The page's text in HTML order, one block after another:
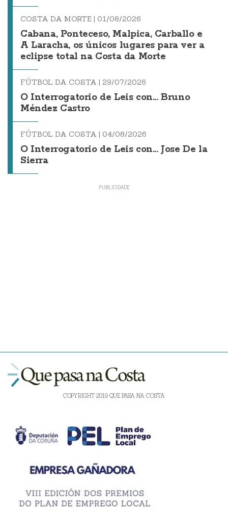
COSTA DA MORTE | 01/08/2026
Cabana, Ponteceso, Malpica, Carballo e
A Laracha, os únicos lugares para ver a
eclipse total na Costa da Morte
FÚTBOL DA COSTA | 29/07/2026
O Interrogatorio de Leis con... Bruno
Méndez Castro
FÚTBOL DA COSTA | 04/08/2026
O Interrogatorio de Leis con... Jose De la
Sierra
COPYRIGHT 2019 QUE PASA NA COSTA